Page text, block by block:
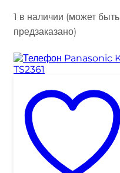
1 в наличии (может быть
предзаказано)